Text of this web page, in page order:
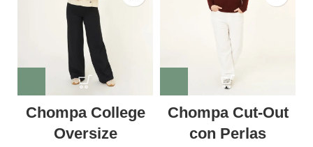
Chompa College
Oversize
Chompa Cut-Out
con Perlas